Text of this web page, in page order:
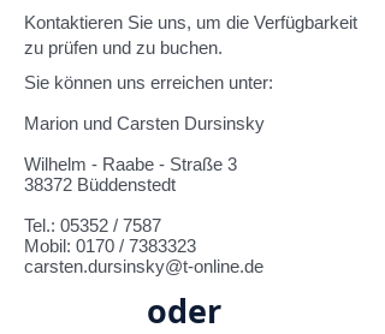
Kontaktieren Sie uns, um die Verfügbarkeit
zu prüfen und zu buchen.
Sie können uns erreichen unter:
Marion und Carsten Dursinsky
Wilhelm - Raabe - Straße 3
38372 Büddenstedt
Tel.: 05352 / 7587
Mobil: 0170 / 7383323
carsten.dursinsky@t-online.de
oder